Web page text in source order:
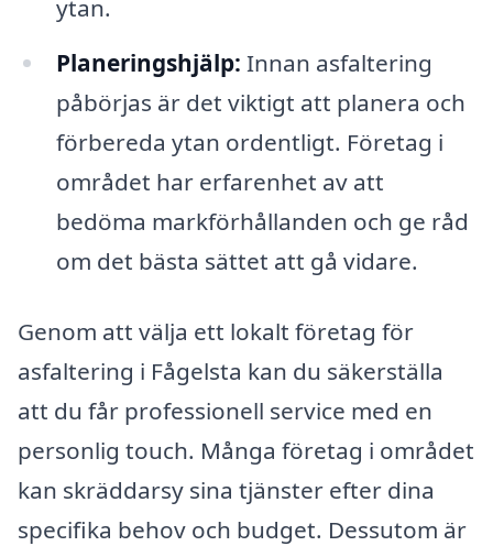
ytan.
Planeringshjälp: Innan asfaltering
påbörjas är det viktigt att planera och
förbereda ytan ordentligt. Företag i
området har erfarenhet av att
bedöma markförhållanden och ge råd
om det bästa sättet att gå vidare.
Genom att välja ett lokalt företag för
asfaltering i Fågelsta kan du säkerställa
att du får professionell service med en
personlig touch. Många företag i området
kan skräddarsy sina tjänster efter dina
specifika behov och budget. Dessutom är